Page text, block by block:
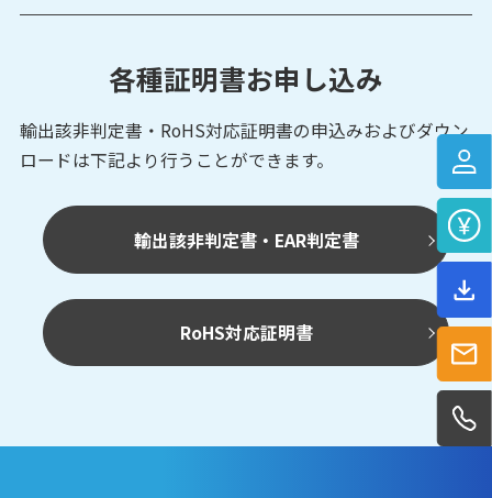
各種証明書お申し込み
輸出該非判定書・RoHS対応証明書の申込みおよびダウン
ロードは下記より行うことができます。
輸出該非判定書・EAR判定書
RoHS対応証明書